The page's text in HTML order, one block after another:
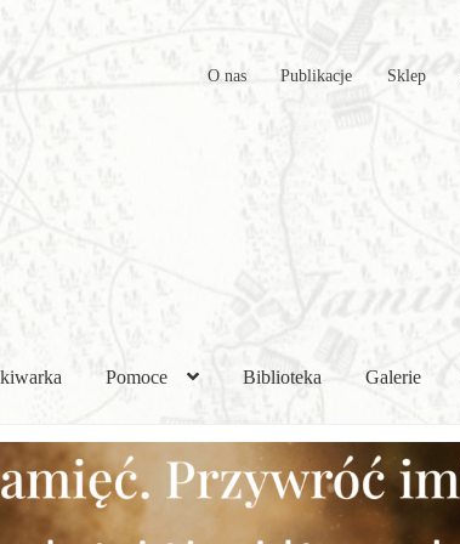
O nas Publikacje Sklep
Pomoce Biblioteka Galerie